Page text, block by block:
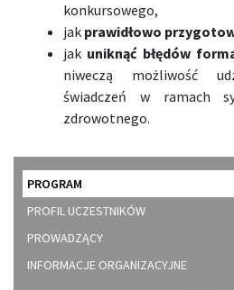
konkursowego,
jak prawidłowo
jak uniknąć błędów
niweczą możliwość
świadczeń w ramach
zdrowotnego.
PROGRAM
PROFIL UCZESTNIKÓW
PROWADZĄCY
INFORMACJE ORGANIZACYJNE